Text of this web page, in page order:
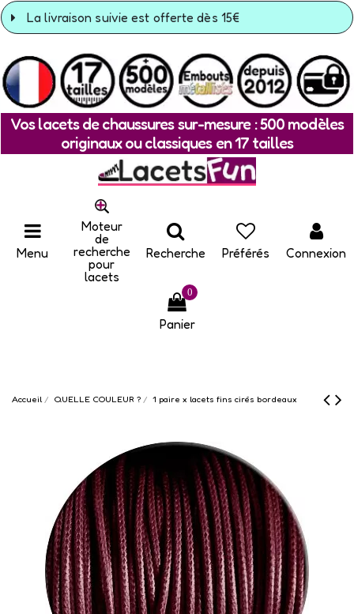
La livraison suivie est offerte dès 15€
Vos lacets de chaussures sur-mesure : 500 modèles
originaux ou classiques en 17 tailles
Menu
Moteur
de
recherche
pour
lacets
Recherche Préférés Connexion
0
Panier
Accueil QUELLE COULEUR ? 1 paire x lacets fins cirés bordeaux